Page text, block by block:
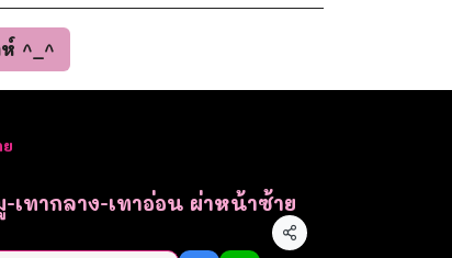
ห์ ^_^
เทากลาง-เทาอ่อน ผ่าหน้าซ้าย
แชร์